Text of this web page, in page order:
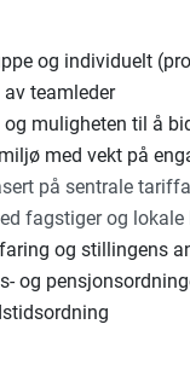
og individuelt
teamleder
muligheten til å
med vekt på
på sentrale
fagstiger og
og stillingens
og